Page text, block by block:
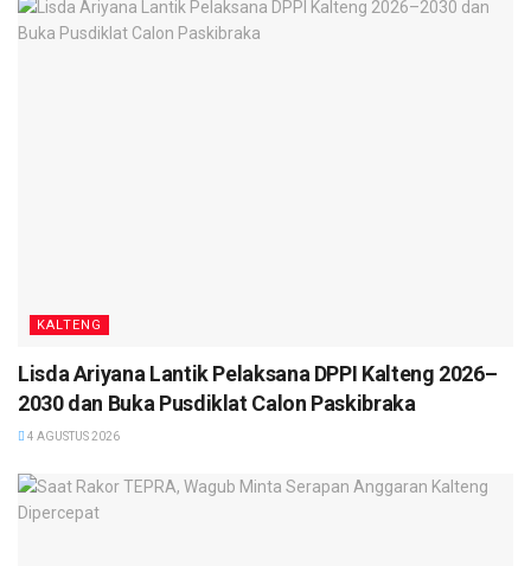
Saat diwawancarai secara langsung, Supratman
mempertemukan langsung para pihak.
Supratman juga mengungkapkan bahwa secara nasional,
sudah terbentuk 70.000 Posbankum dari target 83.900 lebih
Menkumham juga meminta dukungan Forkopimda Kota
Palangka Raya agar membantu operasional Posbankum
KALTENG
Lisda Ariyana Lantik Pelaksana DPPI Kalteng 2026–
2030 dan Buka Pusdiklat Calon Paskibraka
4 AGUSTUS 2026